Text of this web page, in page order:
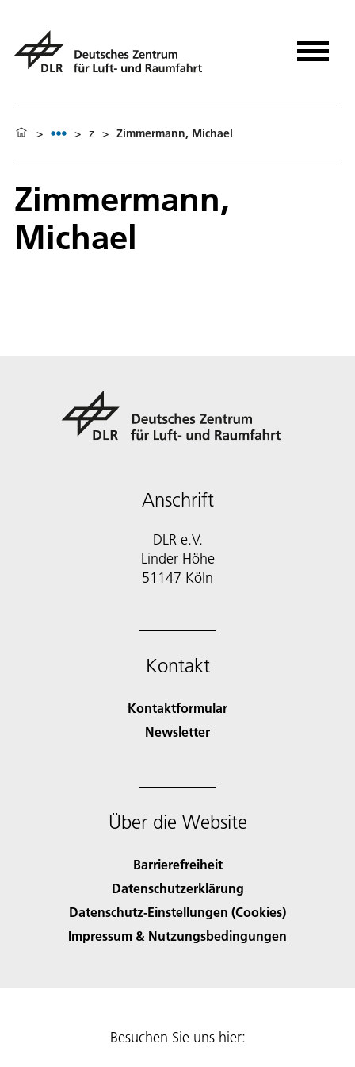
> > z > Zimmermann, Michael
Zimmermann,
Michael
Anschrift
DLR e.V.
Linder Höhe
51147 Köln
Kontakt
Kontaktformular
Newsletter
Über die Website
Barrierefreiheit
Datenschutzerklärung
Datenschutz-Einstellungen (Cookies)
Impressum & Nutzungsbedingungen
Besuchen Sie uns hier: